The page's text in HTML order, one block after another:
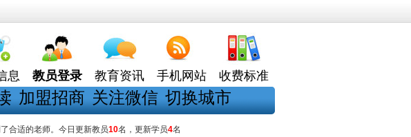
息 教员登录 教育资讯 手机网站 收费标准
加盟招商 关注微信 切换城市
合适的老师。今日更新教员10名，更新学员4名